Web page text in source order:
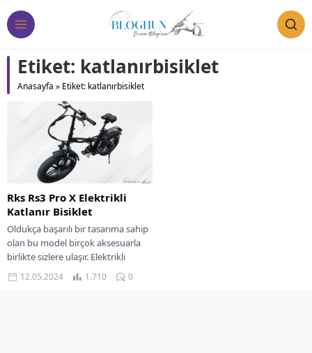
Etiket: katlanırbisiklet
Anasayfa » Etiket: katlanırbisiklet
Rks Rs3 Pro X Elektrikli
Katlanır Bisiklet
Oldukça başarılı bir tasarıma sahip
olan bu model birçok aksesuarla
birlikte sizlere ulaşır. Elektrikli
bisikletlerden farklı olarak katlanır
özellikli olması...
12.05.2024 1.710 0